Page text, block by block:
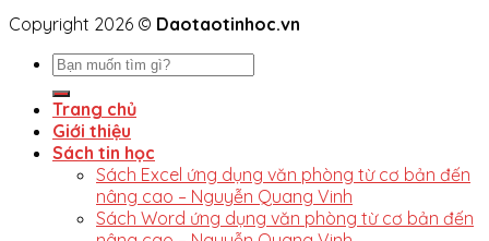
Copyright 2026 © Daotaotinhoc.vn
Trang chủ
Giới thiệu
Sách tin học
Sách Excel ứng dụng văn phòng từ cơ bản đến
nâng cao – Nguyễn Quang Vinh
Sách Word ứng dụng văn phòng từ cơ bản đến